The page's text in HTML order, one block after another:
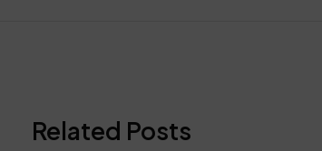
Related Posts